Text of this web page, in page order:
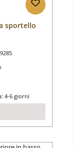
sportello
4-6 giorni